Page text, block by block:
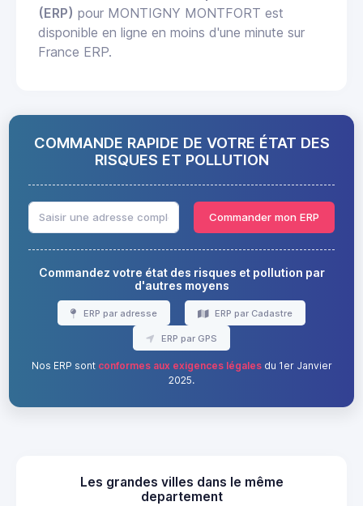
(ERP) pour MONTIGNY MONTFORT est
disponible en ligne en moins d'une minute sur
France ERP.
COMMANDE RAPIDE DE VOTRE ÉTAT DES
RISQUES ET POLLUTION
Commander mon ERP
Commandez votre état des risques et pollution par
d'autres moyens
ERP par adresse ERP par Cadastre
ERP par GPS
Nos ERP sont conformes aux exigences légalesdu 1er Janvier
2025.
Les grandes villes dans le même
departement